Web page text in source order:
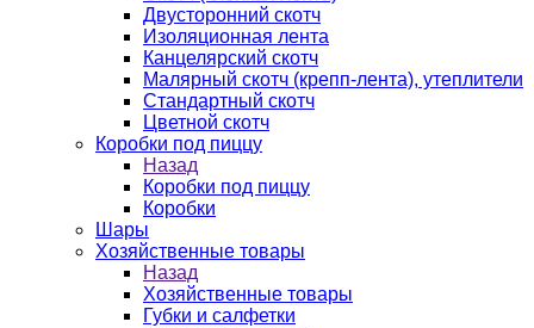
Двусторонний скотч
Изоляционная лента
Канцелярский скотч
Малярный скотч (крепп-лента), утеплители
Стандартный скотч
Цветной скотч
Коробки под пиццу
Назад
Коробки под пиццу
Коробки
Шары
Хозяйственные товары
Назад
Хозяйственные товары
Губки и салфетки